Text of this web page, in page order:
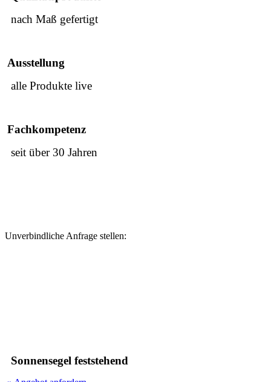
nach Maß gefertigt
Ausstellung
alle Produkte live
Fachkompetenz
seit über 30 Jahren
Unverbindliche Anfrage stellen:
Sonnensegel feststehend